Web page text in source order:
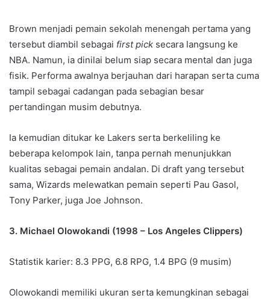
Brown menjadi pemain sekolah menengah pertama yang
tersebut diambil sebagai first pick secara langsung ke
NBA. Namun, ia dinilai belum siap secara mental dan juga
fisik. Performa awalnya berjauhan dari harapan serta cuma
tampil sebagai cadangan pada sebagian besar
pertandingan musim debutnya.
Ia kemudian ditukar ke Lakers serta berkeliling ke
beberapa kelompok lain, tanpa pernah menunjukkan
kualitas sebagai pemain andalan. Di draft yang tersebut
sama, Wizards melewatkan pemain seperti Pau Gasol,
Tony Parker, juga Joe Johnson.
3. Michael Olowokandi (1998 – Los Angeles Clippers)
Statistik karier: 8.3 PPG, 6.8 RPG, 1.4 BPG (9 musim)
Olowokandi memiliki ukuran serta kemungkinan sebagai